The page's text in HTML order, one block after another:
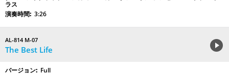
ラス
3:26
AL-814 M-07
The Best Life
Full